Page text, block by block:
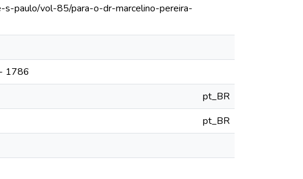
paulo/vol-85/para-o-dr-marcelino-pereira-
1786
pt_BR
pt_BR